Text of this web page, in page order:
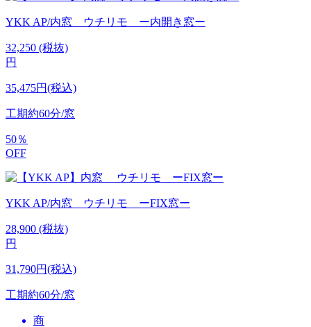
YKK AP/内窓 ウチリモ ー内開き窓ー
32,250 (税抜)
円
35,475円(税込)
工期約60分/窓
50％
OFF
YKK AP/内窓 ウチリモ ーFIX窓ー
28,900 (税抜)
円
31,790円(税込)
工期約60分/窓
商